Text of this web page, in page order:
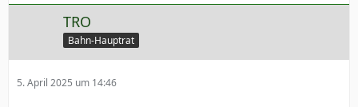
TRO
Bahn-Hauptrat
5. April 2025 um 14:46